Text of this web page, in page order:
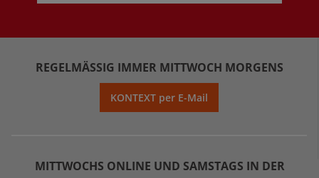
REGELMÄSSIG IMMER MITTWOCH MORGENS
KONTEXT per E-Mail
MITTWOCHS ONLINE UND SAMSTAGS IN DER